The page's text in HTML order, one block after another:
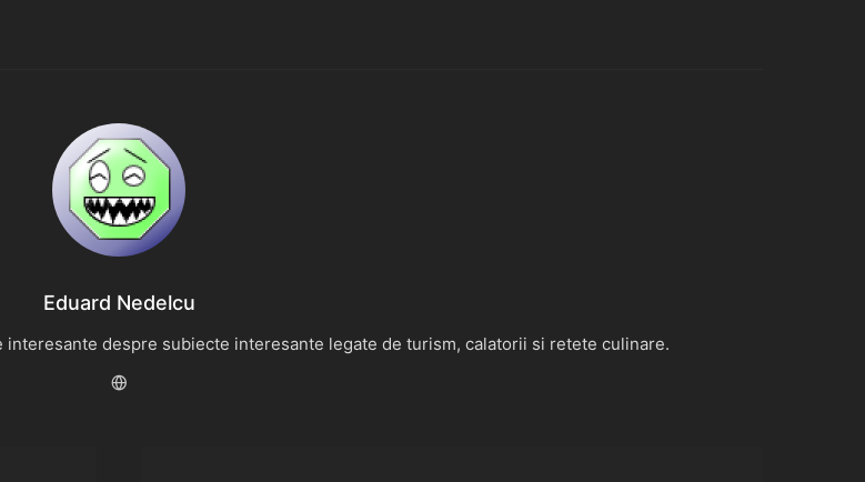
Eduard Nedelcu
despre subiecte interesante legate de turism, calatorii si retete culinare.